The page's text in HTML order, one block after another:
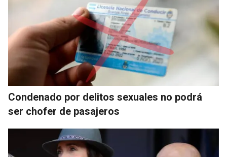
Condenado por delitos sexuales no podrá
ser chofer de pasajeros